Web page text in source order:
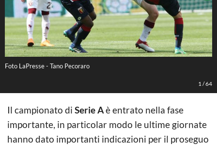
Foto LaPresse - Tano Pecoraro
1 /64
Il campionato di Serie Aè entrato nella fase
importante, in particolar modo le ultime giornate
hanno dato importanti indicazioni per il proseguo